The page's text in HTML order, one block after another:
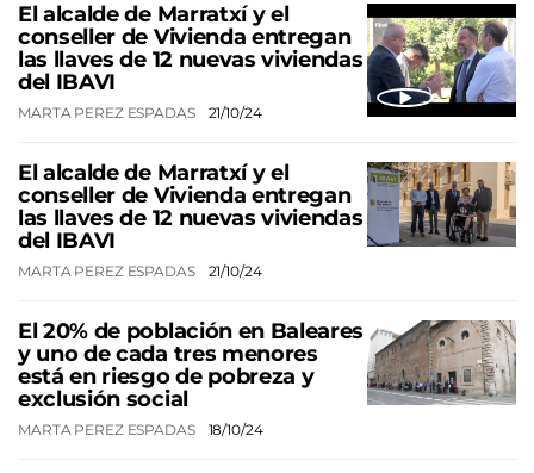
El alcalde de Marratxí y el
conseller de Vivienda entregan
las llaves de 12 nuevas viviendas
del IBAVI
MARTA PEREZ ESPADAS 21/10/24
El alcalde de Marratxí y el
conseller de Vivienda entregan
las llaves de 12 nuevas viviendas
del IBAVI
MARTA PEREZ ESPADAS 21/10/24
El 20% de población en Baleares
y uno de cada tres menores
está en riesgo de pobreza y
exclusión social
MARTA PEREZ ESPADAS 18/10/24